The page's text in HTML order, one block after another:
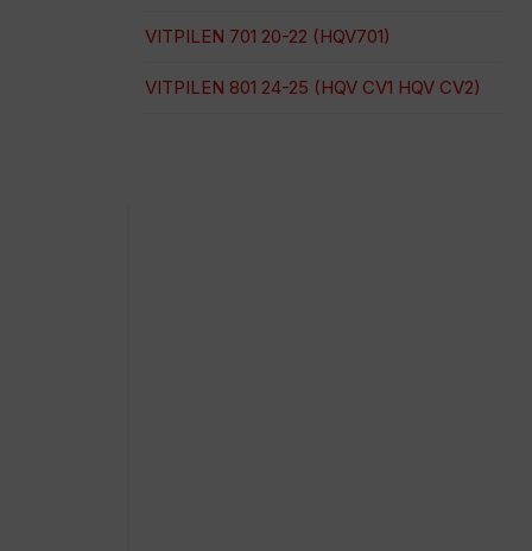
VITPILEN 701 20-22 (HQV701)
VITPILEN 801 24-25 (HQV CV1 HQV CV2)